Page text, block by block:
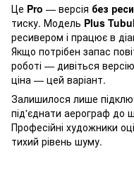
Це Pro — версія без
тиску. Модель Plus
ресивером і працює в
Якщо потрібен запас
роботі — дивіться
ціна — цей варіант.
Залишилося лише
під'єднати аерограф до
Професійні художники
тихий рівень шуму.